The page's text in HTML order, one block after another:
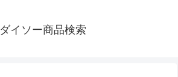
ダイソー商品検索